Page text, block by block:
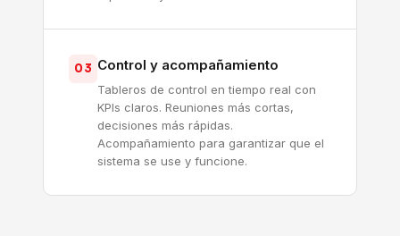
03 Control y acompañamiento
Tableros de control en tiempo real con
KPIs claros. Reuniones más cortas,
decisiones más rápidas.
Acompañamiento para garantizar que el
sistema se use y funcione.